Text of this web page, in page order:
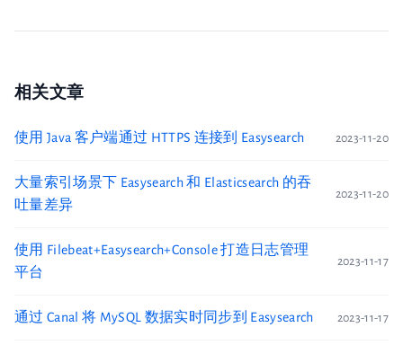
相关文章
使用 Java 客户端通过 HTTPS 连接到 Easysearch 2023-11-20
大量索引场景下 Easysearch 和 Elasticsearch 的吞
吐量差异
2023-11-20
使用 Filebeat+Easysearch+Console 打造日志管理
平台
2023-11-17
通过 Canal 将 MySQL 数据实时同步到 Easysearch 2023-11-17